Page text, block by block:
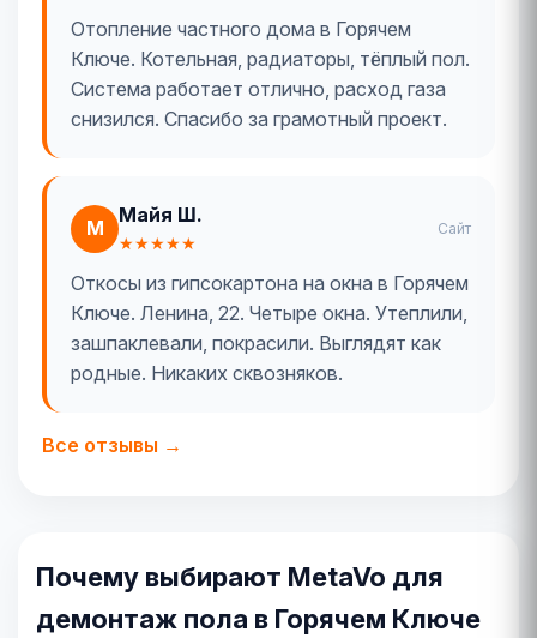
Отопление частного дома в Горячем
Ключе. Котельная, радиаторы, тёплый пол.
Система работает отлично, расход газа
снизился. Спасибо за грамотный проект.
М
Майя Ш.
★★★★★
Сайт
Откосы из гипсокартона на окна в Горячем
Ключе. Ленина, 22. Четыре окна. Утеплили,
зашпаклевали, покрасили. Выглядят как
родные. Никаких сквозняков.
Все отзывы →
Почему выбирают MetaVo для
демонтаж пола в Горячем Ключе